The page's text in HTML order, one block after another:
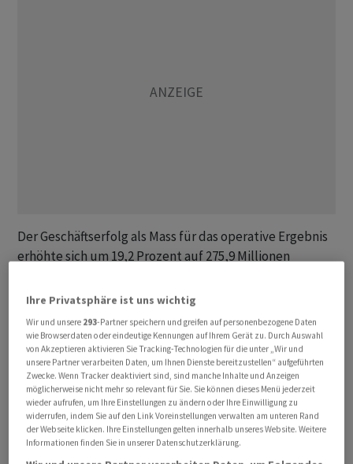
Der Geschäftserfolg als Mass für das operative Ergebnis
erhöhte sich um 19,2 Prozent auf 275,9 Millionen
BKB-Stammhaus auch dieBank Cler
Donnerstag mitteilte. Nach der Bildung weiterer
Reserven für allgemeine Bankrisiken resultierte ein um
21,3 Prozent gestiegener Konzerngewinn von 169,4
Millionen Franken.
Die Inhaber derBKB-PS erhalten eine Dividende von
3,25 Franken je Partizipationsschein nach 3,10 Franken
im Jahr davor. Der Kanton Basel-Stadt kann von einer
Ihre Privatsphäre ist uns wichtig
Wir und unsere 293-Partner speichern und greifen auf personenbezogene Daten
wie Browserdaten oder eindeutige Kennungen auf Ihrem Gerät zu. Durch Auswahl
von Akzeptieren aktivieren Sie Tracking-Technologien für die unter „Wir und
unsere Partner verarbeiten Daten, um Ihnen Dienste bereitzustellen“ aufgeführten
Zwecke. Wenn Tracker deaktiviert sind, sind manche Inhalte und Anzeigen
möglicherweise nicht mehr so relevant für Sie. Sie können dieses Menü jederzeit
wieder aufrufen, um Ihre Einstellungen zu ändern oder Ihre Einwilligung zu
widerrufen, indem Sie auf den Link Voreinstellungen verwalten am unteren Rand
der Webseite klicken. Ihre Einstellungen gelten innerhalb unseres Website. Weitere
Informationen finden Sie in unserer Datenschutzerklärung.